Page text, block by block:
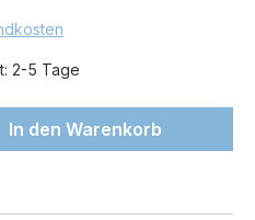
2-5 Tage
den
In den Warenkorb